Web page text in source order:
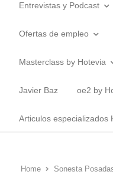
Entrevistas y Podcast
Ofertas de empleo
Masterclass by Hotevia
Javier Baz oe2 by
Articulos especializados
Home Sonesta